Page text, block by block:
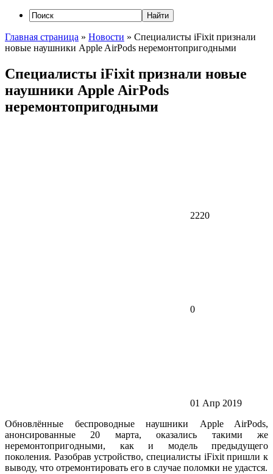
Главная страница » Новости » Специалисты iFixit признали
новые наушники Apple AirPods неремонтопригодными
Специалисты iFixit признали новые
наушники Apple AirPods
неремонтопригодными
2220
0
01 Апр 2019
Обновлённые беспроводные наушники Apple AirPods,
анонсированные 20 марта, оказались такими же
неремонтопригодными, как и модель предыдущего
поколения. Разобрав устройство, специалисты iFixit пришли к
выводу, что отремонтировать его в случае поломки не удастся.